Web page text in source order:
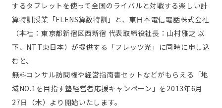
するタブレットを使って全国のライバルと対戦する楽しい計
算特訓授業「FLENS算数特訓」と、東日本電信電話株式会社
（本社：東京都新宿区西新宿 代表取締役社長：山村雅之 以
下、NTT東日本）が提供する「フレッツ光」に同時に申し込
むと、
無料コンサル訪問権や経営指南書セットなどがもらえる「地
域NO.1を目指す塾経営者応援キャンペーン」を2013年6月
27日（木）より開始いたします。